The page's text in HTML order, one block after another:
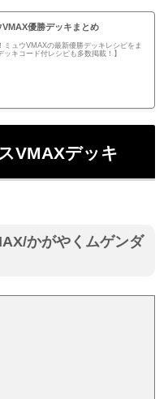
VMAX優勝デッキまとめ
ミュウVMAXの最新優勝デッキレシピをま
ッキコード付レシピも多数掲載！】
VMAXデッキ
かがやくムゲンダ